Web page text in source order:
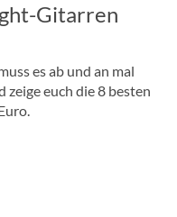
Gitarren
es ab und an mal
zeige euch die 8 besten